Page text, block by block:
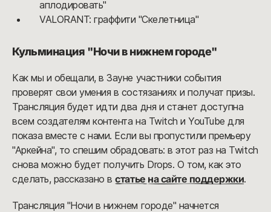
аплодировать"
VALORANT: граффити "Скелетница"
Кульминация "Ночи в нижнем городе"
Как мы и обещали, в Зауне участники события
проверят свои умения в состязаниях и получат призы.
Трансляция будет идти два дня и станет доступна
всем создателям контента на Twitch и YouTube для
показа вместе с нами. Если вы пропустили премьеру
"Аркейна", то спешим обрадовать: в этот раз на Twitch
снова можно будет получить Drops. О том, как это
сделать, рассказано встатье на сайте поддержки.
Трансляция "Ночи в нижнем городе" начнется